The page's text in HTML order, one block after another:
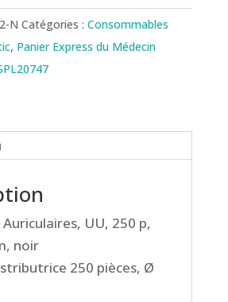
N Catégories : Consommables
, Panier Express du Médecin
Auriculaires, UU, 250 p,
noir
250 pièces, Ø